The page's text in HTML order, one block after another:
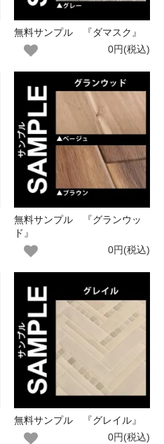
無料サンプル 『ダマスク』
0円(税込)
無料サンプル 『グランウッ
ド』
0円(税込)
無料サンプル 『グレイル』
0円(税込)